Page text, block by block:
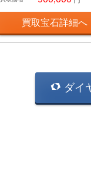
買取宝石詳細へ
ダイ